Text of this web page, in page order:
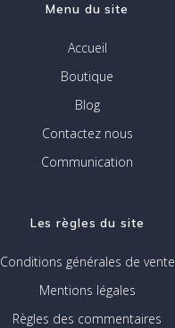
Menu du site
Accueil
Boutique
Blog
Contactez nous
Communication
Les règles du site
Conditions générales de vente
Mentions légales
Règles des commentaires